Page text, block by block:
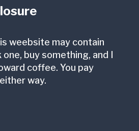
weebsite may contain
buy something, and I
coffee. You pay
way.